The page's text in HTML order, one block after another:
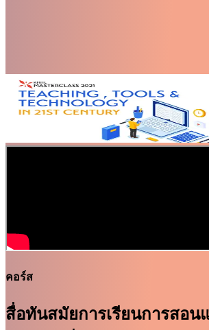
คอร์ส
สื่อทันสมัยการเรียนการสอน